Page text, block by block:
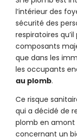
l’intérieur des
sécurité des
respiratoires
composants
que dans les
les occupants
au plomb.
Ce risque
qui a décidé de
plomb en
concernant un